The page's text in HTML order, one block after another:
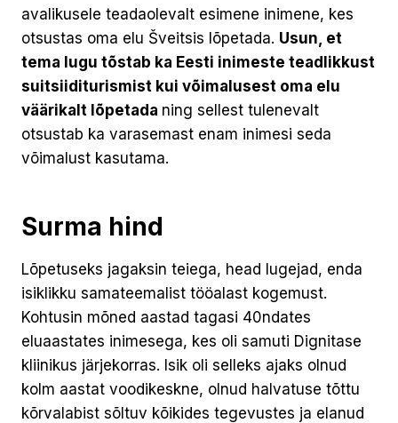
avalikusele teadaolevalt esimene inimene, kes
otsustas oma elu Šveitsis lõpetada. Usun, et
tema lugu tõstab ka Eesti inimeste teadlikkust
suitsiiditurismist kui võimalusest oma elu
väärikalt lõpetada ning sellest tulenevalt
otsustab ka varasemast enam inimesi seda
võimalust kasutama.
Surma hind
Lõpetuseks jagaksin teiega, head lugejad, enda
isiklikku samateemalist tööalast kogemust.
Kohtusin mõned aastad tagasi 40ndates
eluaastates inimesega, kes oli samuti Dignitase
kliinikus järjekorras. Isik oli selleks ajaks olnud
kolm aastat voodikeskne, olnud halvatuse tõttu
kõrvalabist sõltuv kõikides tegevustes ja elanud